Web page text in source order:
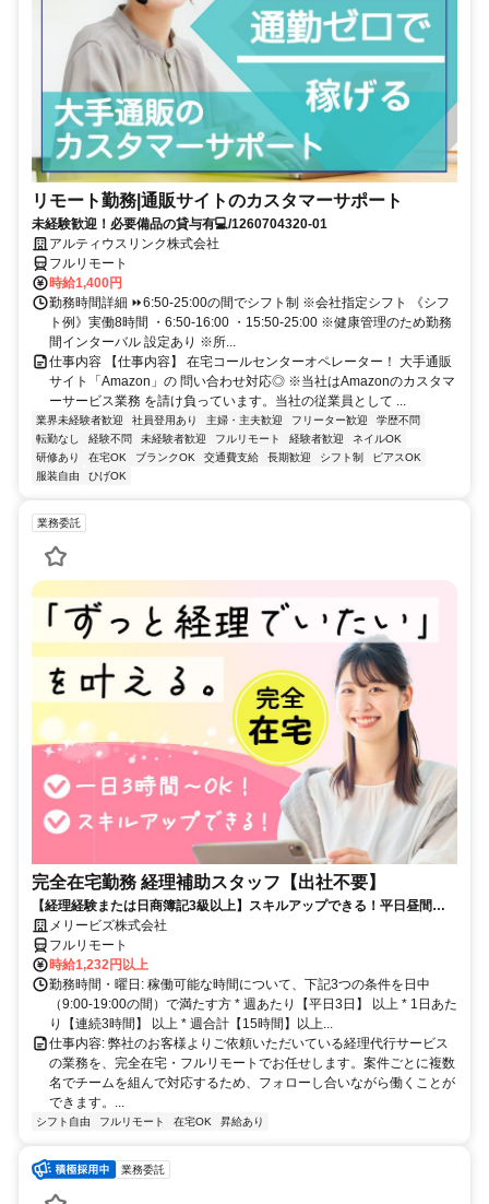
リモート勤務|通販サイトのカスタマーサポート
未経験歓迎！必要備品の貸与有💻/1260704320-01
アルティウスリンク株式会社
フルリモート
時給1,400円
勤務時間詳細 ⏩6:50-25:00の間でシフト制 ※会社指定シフト 《シフ
ト例》実働8時間 ・6:50-16:00 ・15:50-25:00 ※健康管理のため勤務
間インターバル 設定あり ※所...
仕事内容 【仕事内容】 在宅コールセンターオペレーター！ 大手通販
サイト「Amazon」の 問い合わせ対応◎ ※当社はAmazonのカスタマ
ーサービス業務 を請け負っています。当社の従業員として ...
業界未経験者歓迎 社員登用あり 主婦・主夫歓迎 フリーター歓迎
学歴不問
転勤なし
経験不問 未経験者歓迎 フルリモート 経験者歓迎
ネイルOK
研修あり
在宅OK ブランクOK 交通費支給 長期歓迎 シフト制
ピアスOK
服装自由
ひげOK
業務委託
完全在宅勤務 経理補助スタッフ【出社不要】
【経理経験または日商簿記3級以上】スキルアップできる！平日昼間３h
～。完全在宅で育児・介護中の方も大歓迎♪
メリービズ株式会社
フルリモート
時給1,232円以上
勤務時間・曜日: 稼働可能な時間について、下記3つの条件を日中
（9:00-19:00の間）で満たす方 * 週あたり【平日3日】 以上 * 1日あた
り【連続3時間】 以上 * 週合計【15時間】以上...
仕事内容: 弊社のお客様よりご依頼いただいている経理代行サービス
の業務を、完全在宅・フルリモートでお任せします。案件ごとに複数
名でチームを組んで対応するため、フォローし合いながら働くことが
できます。...
シフト自由 フルリモート 在宅OK 昇給あり
業務委託